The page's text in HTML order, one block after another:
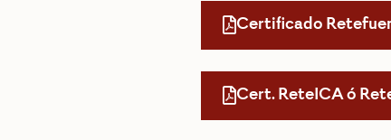
Certificado
Cert. ReteICA ó